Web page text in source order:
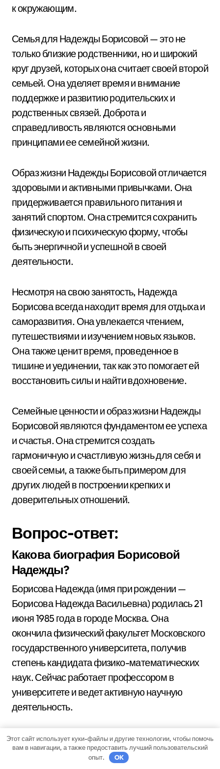
к окружающим.
Семья для Надежды Борисовой — это не
только близкие родственники, но и широкий
круг друзей, которых она считает своей второй
семьей. Она уделяет время и внимание
поддержке и развитию родительских и
родственных связей. Доброта и
справедливость являются основными
принципами ее семейной жизни.
Образ жизни Надежды Борисовой отличается
здоровыми и активными привычками. Она
придерживается правильного питания и
занятий спортом. Она стремится сохранить
физическую и психическую форму, чтобы
быть энергичной и успешной в своей
деятельности.
Несмотря на свою занятость, Надежда
Борисова всегда находит время для отдыха и
саморазвития. Она увлекается чтением,
путешествиями и изучением новых языков.
Она также ценит время, проведенное в
тишине и уединении, так как это помогает ей
восстановить силы и найти вдохновение.
Семейные ценности и образ жизни Надежды
Борисовой являются фундаментом ее успеха
и счастья. Она стремится создать
гармоничную и счастливую жизнь для себя и
своей семьи, а также быть примером для
других людей в построении крепких и
доверительных отношений.
Вопрос-ответ:
Какова биография Борисовой
Надежды?
Борисова Надежда (имя при рождении —
Борисова Надежда Васильевна) родилась 21
июня 1985 года в городе Москва. Она
окончила физический факультет Московского
государственного университета, получив
степень кандидата физико-математических
наук. Сейчас работает профессором в
университете и ведет активную научную
деятельность.
Какие достижения есть у
Борисовой Надежды?
Этот сайт использует куки-файлы и другие технологии, чтобы помочь
вам в навигации, а также предоставить лучший пользовательский
опыт.
OK